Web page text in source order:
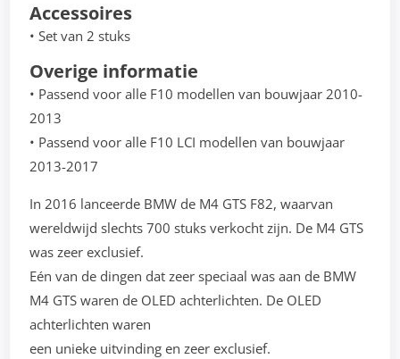
Accessoires
• Set van 2 stuks
Overige informatie
• Passend voor alle F10 modellen van bouwjaar 2010-
2013
• Passend voor alle F10 LCI modellen van bouwjaar
2013-2017
In 2016 lanceerde BMW de M4 GTS F82, waarvan
wereldwijd slechts 700 stuks verkocht zijn. De M4 GTS
was zeer exclusief.
Eén van de dingen dat zeer speciaal was aan de BMW
M4 GTS waren de OLED achterlichten. De OLED
achterlichten waren
een unieke uitvinding en zeer exclusief.